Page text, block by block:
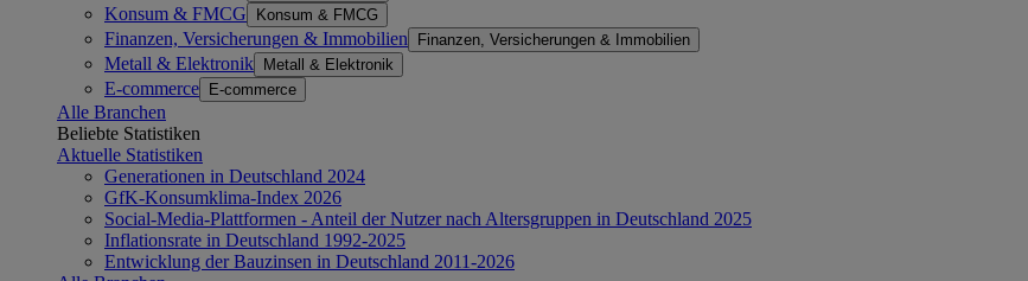
Konsum & FMCG Konsum & FMCG
Finanzen, Versicherungen & Immobilien Finanzen, Versicherungen & Immobilien
Metall & Elektronik Metall & Elektronik
E-commerce E-commerce
Alle Branchen
Beliebte Statistiken
Aktuelle Statistiken
Generationen in Deutschland 2024
GfK-Konsumklima-Index 2026
Social-Media-Plattformen - Anteil der Nutzer nach Altersgruppen in Deutschland 2025
Inflationsrate in Deutschland 1992-2025
Entwicklung der Bauzinsen in Deutschland 2011-2026